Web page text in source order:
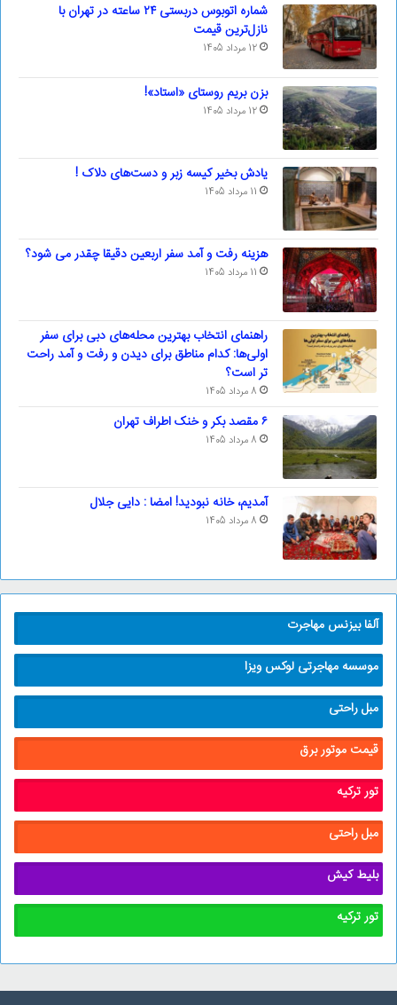
شماره اتوبوس دربستی ۲۴ ساعته در تهران با
نازل‌ترین قیمت
12 مرداد 1405
بزن بریم روستای «استاد»!
12 مرداد 1405
یادش بخیر کیسه‌ زبر و دست‌های دلاک !
11 مرداد 1405
هزینه رفت و آمد سفر اربعین دقیقا چقدر می شود؟
11 مرداد 1405
راهنمای انتخاب بهترین محله‌های دبی برای سفر
اولی‌ها: کدام مناطق برای دیدن و رفت و آمد راحت
تر است؟
8 مرداد 1405
۶ مقصد بکر و خنک اطراف تهران
8 مرداد 1405
آمدیم، خانه نبودید! امضا : دایی جلال
8 مرداد 1405
آلفا بیزنس مهاجرت
موسسه مهاجرتی لوکس ویزا
مبل راحتی
قیمت موتور برق
تور ترکیه
مبل راحتی
بلیط کیش
تور ترکیه